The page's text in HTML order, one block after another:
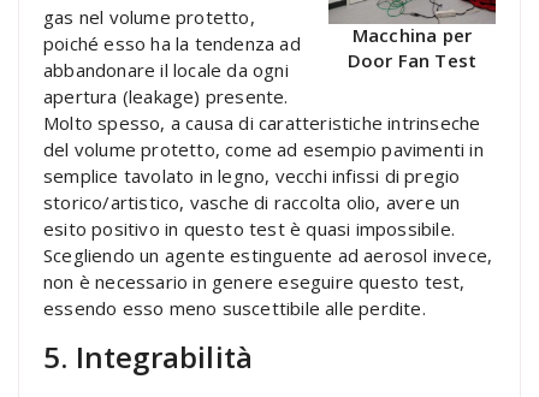
Macchina per
Door Fan Test
gas nel volume protetto,
poiché esso ha la tendenza ad
abbandonare il locale da ogni
apertura (leakage) presente.
Molto spesso, a causa di caratteristiche intrinseche
del volume protetto, come ad esempio pavimenti in
semplice tavolato in legno, vecchi infissi di pregio
storico/artistico, vasche di raccolta olio, avere un
esito positivo in questo test è quasi impossibile.
Scegliendo un agente estinguente ad aerosol invece,
non è necessario in genere eseguire questo test,
essendo esso meno suscettibile alle perdite.
5. Integrabilità